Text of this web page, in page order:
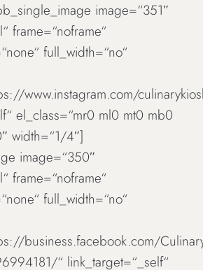
image=“351″
frame=“noframe“
full_width=“no“
www.instagram.com/
el_class=“mr0 ml0 mt0 mb0
width=“1/4″]
image=“350″
frame=“noframe“
full_width=“no“
business.facebook.com/
“ link_target=“_self“